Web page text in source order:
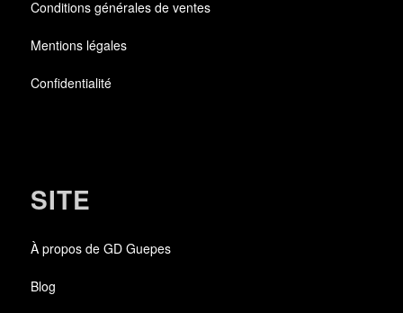
Conditions générales de ventes
Mentions légales
Confidentialité
SITE
À propos de GD Guepes
Blog